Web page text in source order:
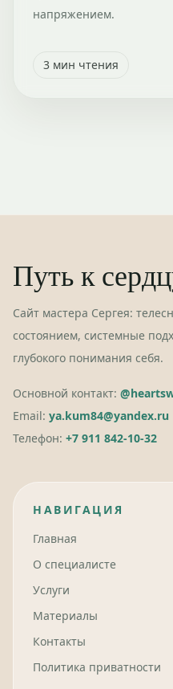
напряжением.
3 мин чтения
Путь к
Сайт мастера Сергея:
состоянием, системные
глубокого понимания себя.
Основной контакт:
Email: ya.kum84@yandex.ru
Телефон: +7 911 842-10-32
НАВИГАЦИЯ
Главная
О специалисте
Услуги
Материалы
Контакты
Политика приватности